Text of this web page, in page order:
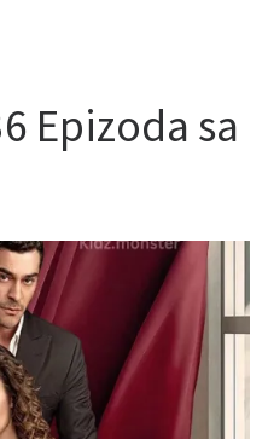
Epizoda sa